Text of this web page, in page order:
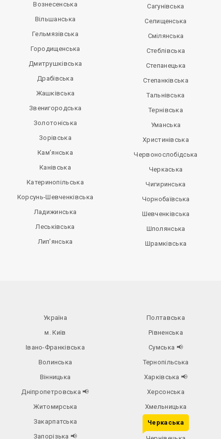
Вознесенська
Вільшанська
Гельмязівська
Городищенська
Дмитрушківська
Драбівська
Жашківська
Звенигородська
Золотоніська
Зорівська
Кам’янська
Канівська
Катеринопільська
Корсунь-Шевченківська
Ладижинська
Леськівська
Лип’янська
Сагунівська
Селищенська
Смілянська
Стеблівська
Степанецька
Степанківська
Тальнівська
Тернівська
Уманська
Христинівська
Червонослобідська
Черкаська
Чигиринська
Чорнобаївська
Шевченківська
Шполянська
Шрамківська
Україна
м. Київ
Івано-Франківська
Волинська
Вінницька
Дніпропетровська📢
Житомирська
Закарпатська
Запорізька 📢
Полтавська
Рівненська
Сумська 📢
Тернопільська
Харківська 📢
Херсонська
Хмельницька
Черкаська